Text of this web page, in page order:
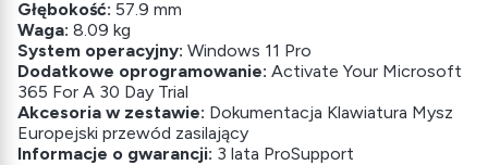
Głębokość: 57.9 mm
Waga: 8.09 kg
System operacyjny: Windows 11 Pro
Dodatkowe oprogramowanie: Activate Your Microsoft
365 For A 30 Day Trial
Akcesoria w zestawie: Dokumentacja Klawiatura Mysz
Europejski przewód zasilający
Informacje o gwarancji: 3 lata ProSupport